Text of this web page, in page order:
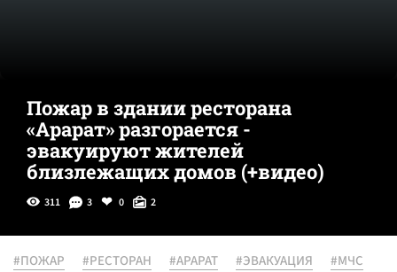
Пожар в здании ресторана
«Арарат» разгорается -
эвакуируют жителей
близлежащих домов (+видео)
311 3 0 2
#ПОЖАР #РЕСТОРАН #АРАРАТ #ЭВАКУАЦИЯ
#МЧС